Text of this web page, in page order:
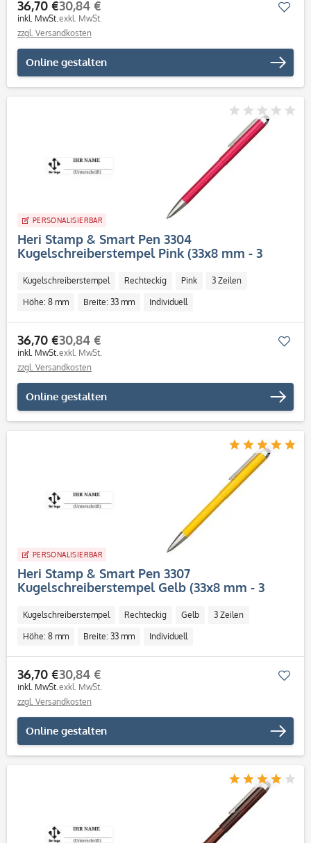
36,70 €
inkl. MwSt.
30,84 €
exkl. MwSt.
zzgl. Versandkosten
Online gestalten
PERSONALISIERBAR
Heri Stamp & Smart Pen 3304
Kugelschreiberstempel Pink (33x8 mm - 3
Kugelschreiberstempel Rechteckig Pink 3 Zeilen
Höhe: 8 mm Breite: 33 mm Individuell
36,70 €
inkl. MwSt.
30,84 €
exkl. MwSt.
zzgl. Versandkosten
Online gestalten
PERSONALISIERBAR
Heri Stamp & Smart Pen 3307
Kugelschreiberstempel Gelb (33x8 mm - 3
Kugelschreiberstempel Rechteckig Gelb 3 Zeilen
Höhe: 8 mm Breite: 33 mm Individuell
36,70 €
inkl. MwSt.
30,84 €
exkl. MwSt.
zzgl. Versandkosten
Online gestalten